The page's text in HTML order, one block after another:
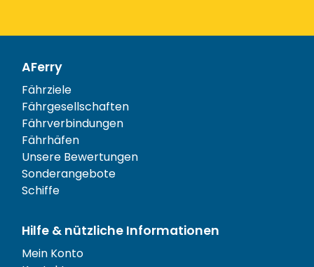
AFerry
Fährziele
Fährgesellschaften
Fährverbindungen
Fährhäfen
Unsere Bewertungen
Sonderangebote
Schiffe
Hilfe & nützliche Informationen
Mein Konto